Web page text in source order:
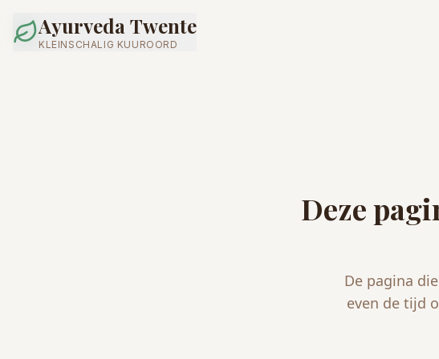
Ayurveda Twente
KLEINSCHALIG KUUROORD
Deze
De pagina
even de tijd